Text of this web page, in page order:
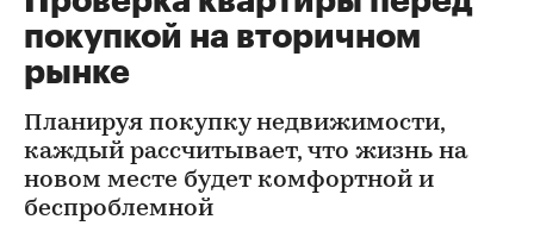
покупкой на вторичном
рынке
Планируя покупку недвижимости,
каждый рассчитывает, что жизнь на
новом месте будет комфортной и
беспроблемной